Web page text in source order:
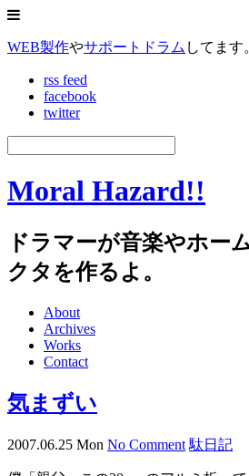
WEB製作やサポートドラム してます
rss feed
facebook
twitter
Moral Hazard!!
ドラマーが音楽やホー
クタを作るよ。
About
Archives
Works
Contact
気まずい
2007.06.25 Mon No Comment 駄日記